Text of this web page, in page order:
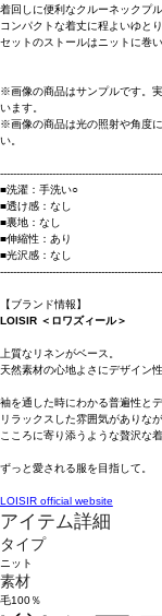
着回しに便利なクルーネックプル
コンパクトな着丈に程よいゆと
セットのストールはニットに巻
※画像の商品はサンプルです。
います。
※画像の商品は光の照射や角度
い。
■洗濯：手洗い○
■透け感：なし
■裏地：なし
■伸縮性：あり
■光沢感：なし
【ブランド情報】
LOISIR ＜ロワズィール＞
上質なリネンがベース。
天然素材の心地よさにデザイン
袖を通した時にわかる普遍性と
リラックスした雰囲気がありな
こころに寄り添うような贅沢な着
ずっと愛される服を目指して。
LOISIR official website
アイテム詳細
タイプ
ニット
素材
毛100％